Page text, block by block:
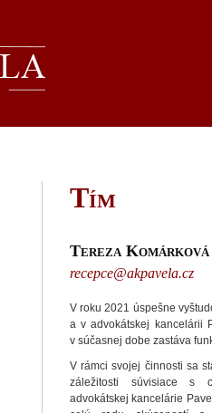
Tím
Tereza Komárková
recepce@akpavela.cz
V roku 2021 úspešne
a v advokátskej kancelárii
v súčasnej dobe zastáva
V rámci svojej činnosti sa
záležitosti súvisiace s
advokátskej kancelárie